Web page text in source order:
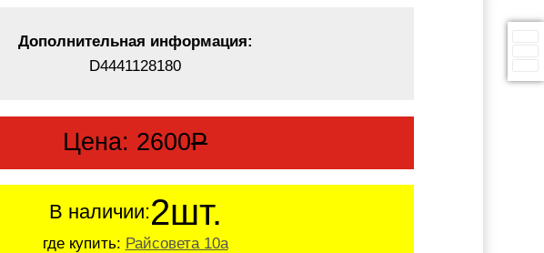
Дополнительная информация:
D4441128180
Цена: 2600Р
В наличии:2шт.
где купить: Райсовета 10а